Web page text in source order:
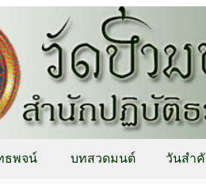
ธพจน์ บทสวดมนต์ วันสำ